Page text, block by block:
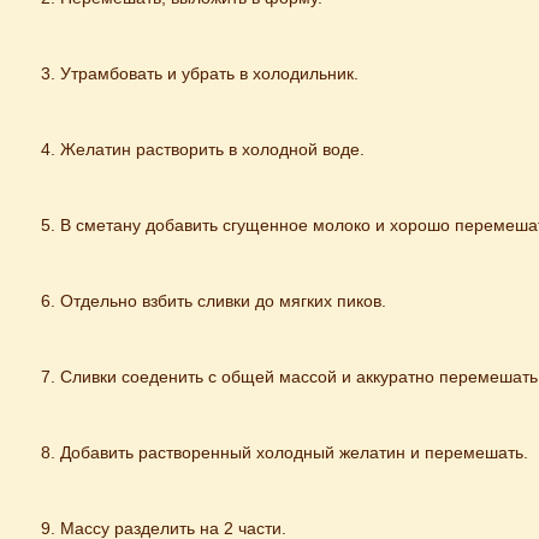
Утрамбовать и убрать в холодильник.
Желатин растворить в холодной воде.
В сметану добавить сгущенное молоко и хорошо
Отдельно взбить сливки до мягких пиков.
Сливки соеденить с общей массой и аккуратно перемешать.
Добавить растворенный холодный желатин и перемешать.
Массу разделить на 2 части.